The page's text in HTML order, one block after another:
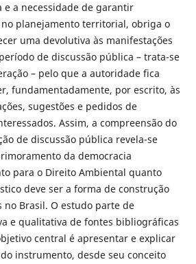
e a necessidade de garantir
planejamento territorial, obriga o
uma devolutiva às manifestações
de discussão pública – trata-se
– pelo que a autoridade fica
fundamentadamente, por escrito, às
sugestões e pedidos de
Assim, a compreensão do
de discussão pública revela-se
da democracia
para o Direito Ambiental quanto
deve ser a forma de construção
Brasil. O estudo parte de
e qualitativa de fontes bibliográficas
central é apresentar e explicar
instrumento, desde seu conceito